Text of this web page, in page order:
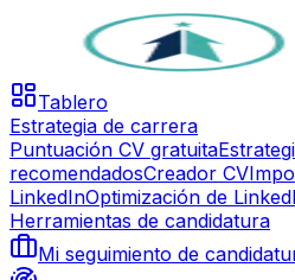
Tablero
Estrategia de carrera
Puntuación CV gratuita
recomendadosCreador CV
LinkedInOptimización de
Herramientas de candidatura
Mi seguimiento de